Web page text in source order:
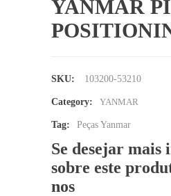
YANMAR
SKU: 103200-53210
Category: YANMAR
Tag: Peças Yanmar
Se desejar mais
sobre este
nos